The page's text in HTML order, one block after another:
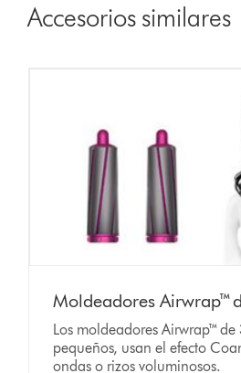
Accesorios similares
Moldeadores Airwrap™
Los moldeadores Airwrap™
pequeños, usan el efecto
ondas o rizos voluminosos.